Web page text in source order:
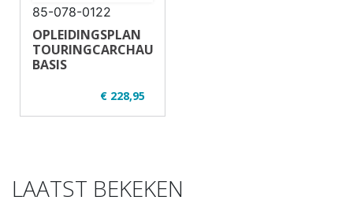
85-078-0122
OPLEIDINGSPLAN
TOURINGCARCHAUFFEUR
BASIS
€ 228,95
✔ U32-2
✔ Theorie en
LAATST BEKEKEN